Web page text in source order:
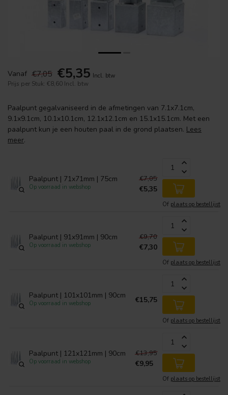
Vanaf €7,05 €5,35 Incl. btw
Prijs per Stuk: €8,60 Incl. btw
Paalpunt gegalvaniseerd in de afmetingen van 7.1x7.1cm,
9.1x9.1cm, 10.1x10.1cm, 12.1x12.1cm en 15.1x15.1cm. Met een
paalpunt kun je een houten paal in de grond plaatsen. Lees
meer.
Paalpunt | 71x71mm | 75cm
Op voorraad in webshop
€7,05
€5,35
Of plaats op bestellijst
Paalpunt | 91x91mm | 90cm
Op voorraad in webshop
€9,70
€7,30
Of plaats op bestellijst
Paalpunt | 101x101mm | 90cm
Op voorraad in webshop €15,75
Of plaats op bestellijst
Paalpunt | 121x121mm | 90cm
Op voorraad in webshop
€13,95
€9,95
Of plaats op bestellijst